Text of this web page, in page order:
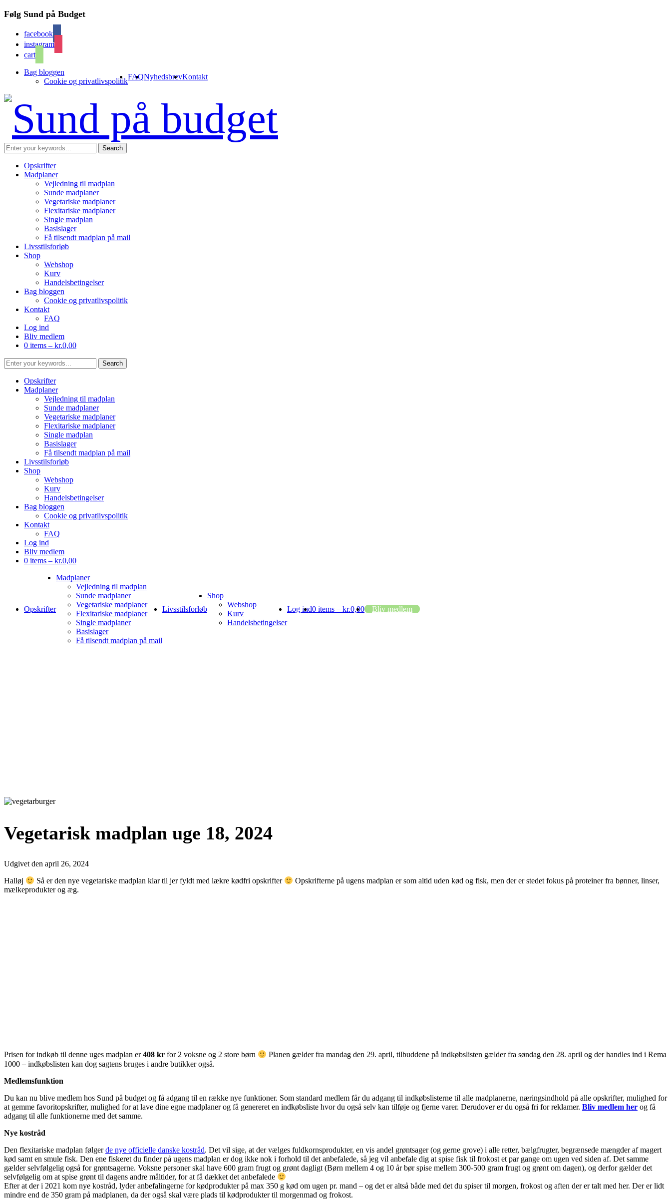
Følg Sund på Budget
facebook
instagram
cart
Bag bloggen
Cookie og privatlivspolitik
FAQNyhedsbrevKontakt
Opskrifter
Madplaner
Vejledning til madplan
Sunde madplaner
Vegetariske madplaner
Flexitariske madplaner
Single madplan
Basislager
Få tilsendt madplan på mail
Livsstilsforløb
Shop
Webshop
Kurv
Handelsbetingelser
Bag bloggen
Cookie og privatlivspolitik
Kontakt
FAQ
Log ind
Bliv medlem
0 items – kr.0,00
Opskrifter
Madplaner
Vejledning til madplan
Sunde madplaner
Vegetariske madplaner
Flexitariske madplaner
Single madplan
Basislager
Få tilsendt madplan på mail
Livsstilsforløb
Shop
Webshop
Kurv
Handelsbetingelser
Bag bloggen
Cookie og privatlivspolitik
Kontakt
FAQ
Log ind
Bliv medlem
0 items – kr.0,00
Opskrifter
Madplaner
Vejledning til madplan
Sunde madplaner
Vegetariske madplaner
Flexitariske madplaner
Single madplaner
Basislager
Få tilsendt madplan på mail
Livsstilsforløb
Shop
Webshop
Kurv
Handelsbetingelser
Log ind Bliv medlem
0 items – kr.0,00
Vegetarisk madplan uge 18, 2024
Udgivet den april 26, 2024
Halløj Så er den nye vegetariske madplan klar til jer fyldt med lækre kødfri opskrifter
Opskrifterne på ugens madplan er som altid uden kød og fisk, men der er stedet fokus på proteiner fra bønner, linser,
mælkeprodukter og æg.
Prisen for indkøb til denne uges madplan er408 kr for 2 voksne og 2 store børn
Planen gælder fra mandag den 29. april, tilbuddene på indkøbslisten gælder fra søndag den 28. april og der handles ind i Rema
1000 – indkøbslisten kan dog sagtens bruges i andre butikker også.
Medlemsfunktion
Du kan nu blive medlem hos Sund på budget og få adgang til en række nye funktioner. Som standard medlem får du adgang til indkøbslisterne til alle madplanerne, næringsindhold på alle opskrifter, mulighed for
at gemme favoritopskrifter, mulighed for at lave dine egne madplaner og få genereret en indkøbsliste hvor du også selv kan tilføje og fjerne varer. Derudover er du også fri for reklamer. Bliv medlem her og få
adgang til alle funktionerne med det samme.
Nye kostråd
Den flexitariske madplan følgerde nye officielle danske kostråd. Det vil sige, at der vælges fuldkornsprodukter, en vis andel grøntsager (og gerne grove) i alle retter, bælgfrugter, begrænsede mængder af magert
kød samt en smule fisk. Den ene fiskeret du finder på ugens madplan er dog ikke nok i forhold til det anbefalede, så jeg vil anbefale dig at spise fisk til frokost et par gange om ugen ved siden af. Det samme
gælder selvfølgelig også for grøntsagerne. Voksne personer skal have 600 gram frugt og grønt dagligt (Børn mellem 4 og 10 år bør spise mellem 300-500 gram frugt og grønt om dagen), og derfor gælder det
selvfølgelig om at spise grønt til dagens andre måltider, for at få dækket det anbefalede
Efter at der i 2021 kom nye kostråd, lyder anbefalingerne for kødprodukter på max 350 g kød om ugen pr. mand – og det er altså både med det du spiser til morgen, frokost og aften der er talt med her. Der er lidt
mindre end de 350 gram på madplanen, da der også skal være plads til kødprodukter til morgenmad og frokost.